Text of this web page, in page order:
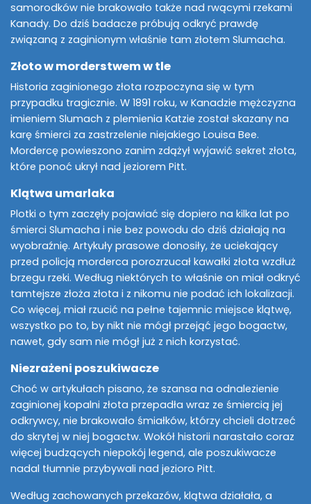
samorodków nie brakowało także nad rwącymi rzekami
Kanady. Do dziś badacze próbują odkryć prawdę
związaną z zaginionym właśnie tam złotem Slumacha.
Złoto w morderstwem w tle
Historia zaginionego złota rozpoczyna się w tym
przypadku tragicznie. W 1891 roku, w Kanadzie mężczyzna
imieniem Slumach z plemienia Katzie został skazany na
karę śmierci za zastrzelenie niejakiego Louisa Bee.
Mordercę powieszono zanim zdążył wyjawić sekret złota,
które ponoć ukrył nad jeziorem Pitt.
Klątwa umarlaka
Plotki o tym zaczęły pojawiać się dopiero na kilka lat po
śmierci Slumacha i nie bez powodu do dziś działają na
wyobraźnię. Artykuły prasowe donosiły, że uciekający
przed policją morderca porozrzucał kawałki złota wzdłuż
brzegu rzeki. Według niektórych to właśnie on miał odkryć
tamtejsze złoża złota i z nikomu nie podać ich lokalizacji.
Co więcej, miał rzucić na pełne tajemnic miejsce klątwę,
wszystko po to, by nikt nie mógł przejąć jego bogactw,
nawet, gdy sam nie mógł już z nich korzystać.
Niezrażeni poszukiwacze
Choć w artykułach pisano, że szansa na odnalezienie
zaginionej kopalni złota przepadła wraz ze śmiercią jej
odkrywcy, nie brakowało śmiałków, którzy chcieli dotrzeć
do skrytej w niej bogactw. Wokół historii narastało coraz
więcej budzących niepokój legend, ale poszukiwacze
nadal tłumnie przybywali nad jezioro Pitt.
Według zachowanych przekazów, klątwa działała, a